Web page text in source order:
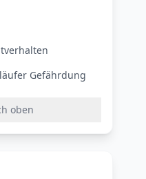
Gefährdung
oben